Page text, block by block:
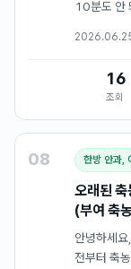
10분도 안
16
조회
08 한방 안과,
오래된
(부여 축
안녕하세
전부터 축